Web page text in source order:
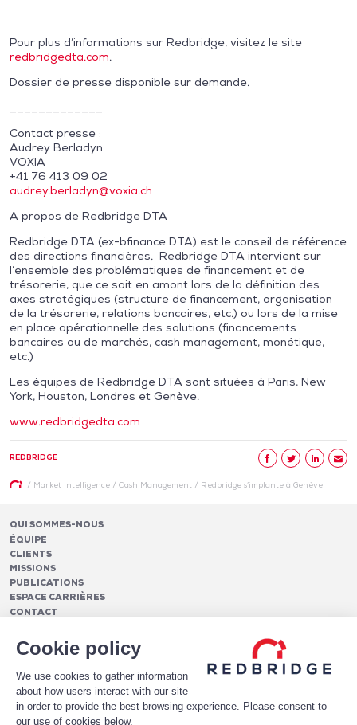
Cookie policy
We use cookies to gather information
about how users interact with our site
in order to provide the best browsing experience. Please consent to
our use of cookies below.
Pour plus d’informations sur Redbridge, visitez le site
redbridgedta.com.
Dossier de presse disponible sur demande.
Contact presse :
Audrey Berladyn
VOXIA
+41 76 413 09 02
audrey.berladyn@voxia.ch
A propos de Redbridge DTA
Redbridge DTA (ex-bfinance DTA) est le conseil de référence
des directions financières. Redbridge DTA intervient sur
l’ensemble des problématiques de financement et de
trésorerie, que ce soit en amont lors de la définition des
axes stratégiques (structure de financement, organisation
de la trésorerie, relations bancaires, etc.) ou lors de la mise
en place opérationnelle des solutions (financements
bancaires ou de marchés, cash management, monétique,
etc.)
Les équipes de Redbridge DTA sont situées à Paris, New
York, Houston, Londres et Genève.
www.redbridgedta.com
REDBRIDGE
/ Market Intelligence/ Cash Management/ Redbridge s’implante à Genève
QUI SOMMES-NOUS
ÉQUIPE
CLIENTS
MISSIONS
PUBLICATIONS
ESPACE CARRIÈRES
CONTACT
Pilotage des relations bancaires
Conseil en notation et optimisation du profil de crédit
Mise en place de financements
CASH MANAGEMENT ET TRÉSORERIE
Frais et services bancaires
Services de suivi et de reporting des frais bancaires
Monétique
Conversion et gestion de la fraude e-commerce
PAIEMENTS
Analytics
Architecture de paiement
LE LIVRE BLANC DE HAWKEYEBSB